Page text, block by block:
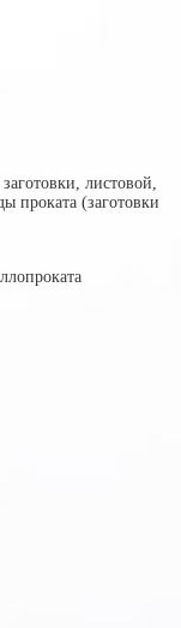
листовой,
проката (заготовки